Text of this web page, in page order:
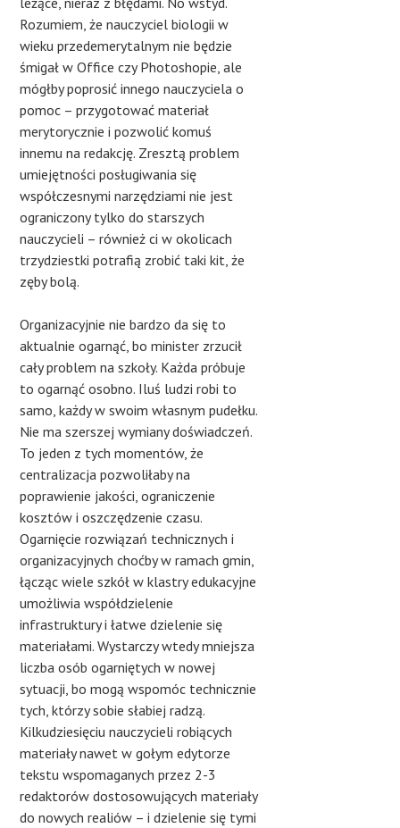
Rozumiem, że nauczyciel biologii w
wieku przedemerytalnym nie będzie
śmigał w Office czy Photoshopie, ale
mógłby poprosić innego nauczyciela o
pomoc – przygotować materiał
merytorycznie i pozwolić komuś
innemu na redakcję. Zresztą problem
umiejętności posługiwania się
współczesnymi narzędziami nie jest
ograniczony tylko do starszych
nauczycieli – również ci w okolicach
trzydziestki potrafią zrobić taki kit, że
zęby bolą.
Organizacyjnie nie bardzo da się to
aktualnie ogarnąć, bo minister zrzucił
cały problem na szkoły. Każda próbuje
to ogarnąć osobno. Iluś ludzi robi to
samo, każdy w swoim własnym pudełku.
Nie ma szerszej wymiany doświadczeń.
To jeden z tych momentów, że
centralizacja pozwoliłaby na
poprawienie jakości, ograniczenie
kosztów i oszczędzenie czasu.
Ogarnięcie rozwiązań technicznych i
organizacyjnych choćby w ramach gmin,
łącząc wiele szkół w klastry edukacyjne
umożliwia współdzielenie
infrastruktury i łatwe dzielenie się
materiałami. Wystarczy wtedy mniejsza
liczba osób ogarniętych w nowej
sytuacji, bo mogą wspomóc technicznie
tych, którzy sobie słabiej radzą.
Kilkudziesięciu nauczycieli robiących
materiały nawet w gołym edytorze
tekstu wspomaganych przez 2-3
redaktorów dostosowujących materiały
do nowych realiów – i dzielenie się tymi